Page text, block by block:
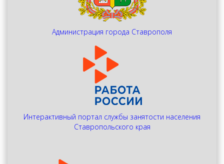
Администрация города Ставрополя
Интерактивный портал службы занятости населения
Ставропольского края